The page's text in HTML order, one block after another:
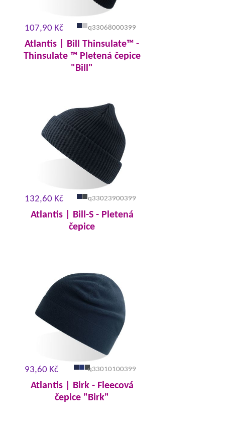
107,90 Kč q33068000399
Atlantis | Bill Thinsulate™ -
Thinsulate ™ Pletená čepice
"Bill"
132,60 Kč q33023900399
Atlantis | Bill-S - Pletená
čepice
93,60 Kč q33010100399
Atlantis | Birk - Fleecová
čepice "Birk"